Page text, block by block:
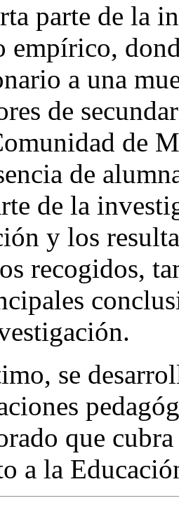
parte de la
empírico,
a una
de
de
de
de la
y los
recogidos,
se
que
a la